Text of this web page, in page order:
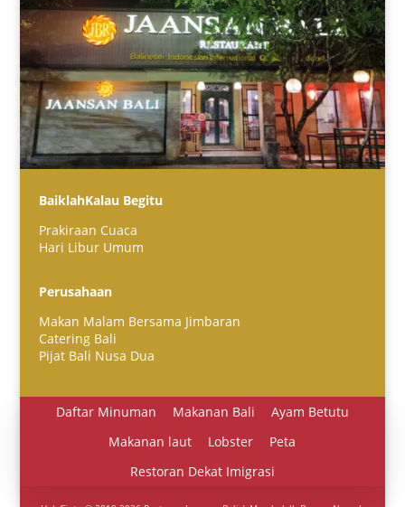
BaiklahKalau Begitu
Prakiraan Cuaca
Hari Libur Umum
Perusahaan
Makan Malam Bersama Jimbaran
Catering Bali
Pijat Bali Nusa Dua
Daftar Minuman Makanan Bali
Ayam Betutu
Makanan laut
Lobster
Peta
Restoran Dekat Imigrasi
繁體中文
Français
Deutsch
हिन्दी